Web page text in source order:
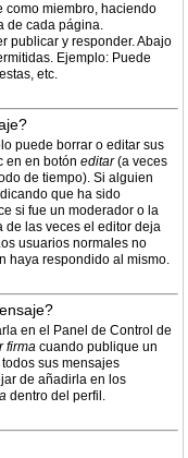
como miembro, haciendo
de cada página.
publicar y responder. Abajo
Ejemplo: Puede
etc.
puede borrar o editar sus
en en botón editar(a veces
de tiempo). Si alguien
que ha sido
si fue un moderador o la
de las veces el editor deja
usuarios normales no
haya respondido al mismo.
en el Panel de Control de
firma cuando publique un
sus mensajes
de añadirla en los
dentro del perfil.